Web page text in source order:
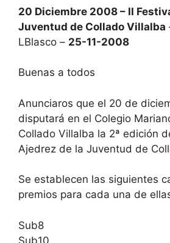
20 Diciembre 2008 – II
Juventud de Collado Villalba
LBlasco – 25-11-2008
Buenas a todos
Anunciaros que el 20 de
disputará en el Colegio
Collado Villalba la 2ª edición
Ajedrez de la Juventud de
Se establecen las siguientes
premios para cada una de
Sub8
Sub10